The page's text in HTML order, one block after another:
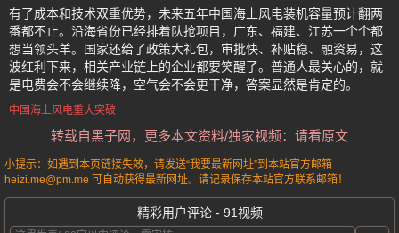
有了成本和技术双重优势，未来五年中国海上风电装机容量预计翻两
番都不止。沿海省份已经排着队抢项目，广东、福建、江苏一个个都
想当领头羊。国家还给了政策大礼包，审批快、补贴稳、融资易，这
波红利下来，相关产业链上的企业都要笑醒了。普通人最关心的，就
是电费会不会继续降，空气会不会更干净，答案显然是肯定的。
中国海上风电重大突破
转载自黑子网，更多本文资料/独家视频：请看原文
小提示：如遇到本页链接失效，请发送“我要最新网址”到本站官方邮箱
heizi.me@pm.me 可自动获得最新网址。请记录保存本站官方联系邮箱！
精彩用户评论 - 91视频